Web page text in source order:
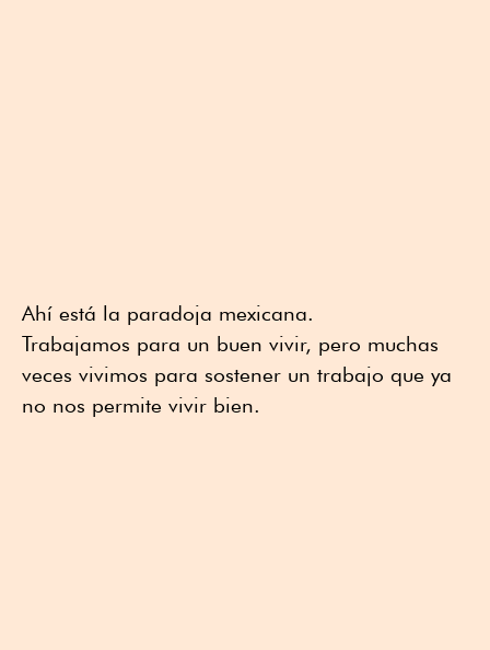
Ahí está la paradoja mexicana.
Trabajamos para un buen vivir, pero muchas
veces vivimos para sostener un trabajo que ya
no nos permite vivir bien.